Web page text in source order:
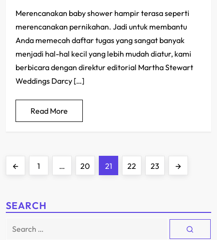
Merencanakan baby shower hampir terasa seperti
merencanakan pernikahan. Jadi untuk membantu
Anda memecah daftar tugas yang sangat banyak
menjadi hal-hal kecil yang lebih mudah diatur, kami
berbicara dengan direktur editorial Martha Stewart
Weddings Darcy […]
Read More
P
s
PreviousPage
1 … Page
20 Page
21 Page
22 Page
23
Next
SEARCH
Search